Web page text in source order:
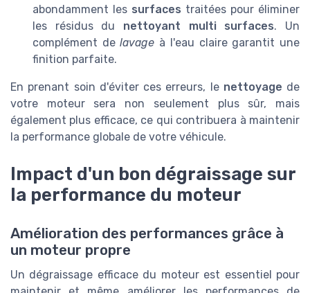
abondamment les surfaces traitées pour éliminer
les résidus du nettoyant multi surfaces. Un
complément delavage à l'eau claire garantit une
finition parfaite.
En prenant soin d'éviter ces erreurs, le nettoyage de
votre moteur sera non seulement plus sûr, mais
également plus efficace, ce qui contribuera à maintenir
la performance globale de votre véhicule.
Impact d'un bon dégraissage sur
la performance du moteur
Amélioration des performances grâce à
un moteur propre
Un dégraissage efficace du moteur est essentiel pour